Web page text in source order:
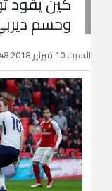
وحسم
السبت 10 فبراير 2018 19:43:48